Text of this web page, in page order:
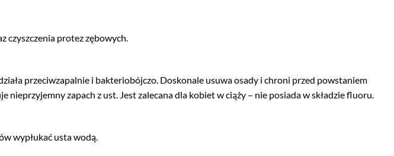
czyszczenia protez zębowych.
przeciwzapalnie i bakteriobójczo. Doskonale usuwa osady i chroni przed powstaniem
zapach z ust. Jest zalecana dla kobiet w ciąży – nie posiada w składzie fluoru.
wypłukać usta wodą.